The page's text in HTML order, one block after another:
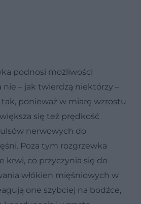
podnosi możliwości
nie – jak twierdzą niektórzy –
tak, ponieważ w miarę wzrostu
się też prędkość
nerwowych do
Poza tym rozgrzewka
krwi, co przyczynia się do
włókien mięśniowych w
one szybciej na bodźce,